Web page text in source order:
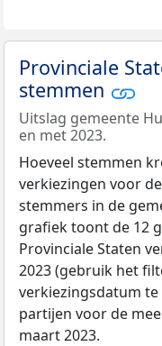
Provinciale
stemmen
Uitslag gemeente
en met 2023.
Hoeveel stemmen
verkiezingen voor
stemmers in de
grafiek toont de 12
Provinciale Staten
2023 (gebruik het
verkiezingsdatum
partijen voor de
maart 2023.